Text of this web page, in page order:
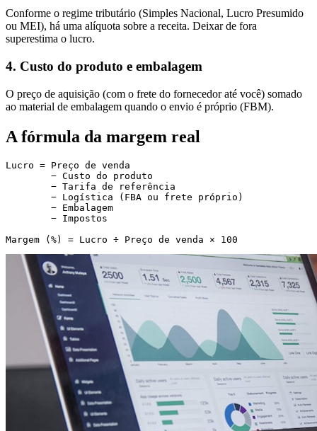
Conforme o regime tributário (Simples Nacional, Lucro Presumido
ou MEI), há uma alíquota sobre a receita. Deixar de fora
superestima o lucro.
4. Custo do produto e embalagem
O preço de aquisição (com o frete do fornecedor até você) somado
ao material de embalagem quando o envio é próprio (FBM).
A fórmula da margem real
Lucro = Preço de venda
        − Custo do produto
        − Tarifa de referência
        − Logística (FBA ou frete próprio)
        − Embalagem
        − Impostos